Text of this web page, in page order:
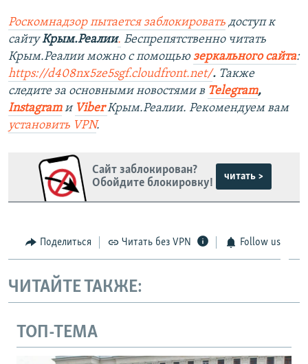
Роскомнадзор пытается заблокировать доступ к
сайту Крым.Реалии. Беспрепятственно читать
Крым.Реалии можно с помощью зеркального сайта:
https://d408nx5ze5sgf.cloudfront.net/. Также
следите за основными новостями в Telegram,
Instagram и ViberКрым.Реалии. Рекомендуем вам
установить VPN.
Сайт заблокирован?
Обойдите блокировку!
читать >
Поделиться Читать без VPN Follow us
ЧИТАЙТЕ ТАКЖЕ:
ТОП-ТЕМА